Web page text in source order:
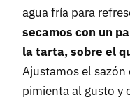
agua fría para
secamos con un
la tarta, sobre el
Ajustamos el
pimienta al gusto y